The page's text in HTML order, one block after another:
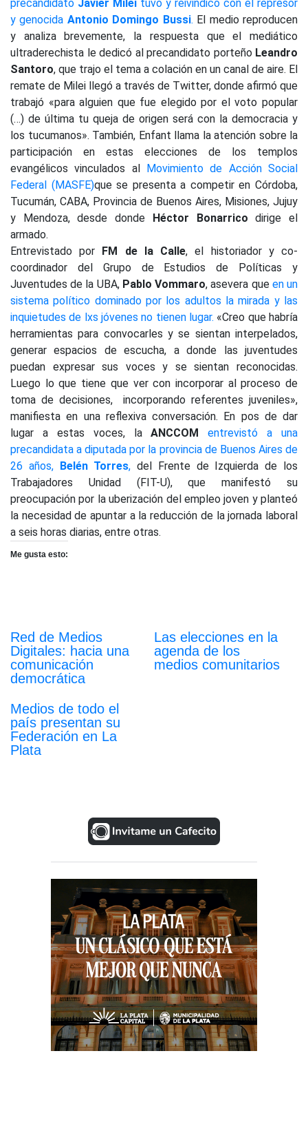
precandidato Javier Milei tuvo y reivindicó con el represor
y genocida Antonio Domingo Bussi. El medio reproducen
y analiza brevemente, la respuesta que el mediático
ultraderechista le dedicó al precandidato porteño Leandro
Santoro, que trajo el tema a colación en un canal de aire. El
remate de Milei llegó a través de Twitter, donde afirmó que
trabajó «para alguien que fue elegido por el voto popular
(…) de última tu queja de origen será con la democracia y
los tucumanos». También, Enfant llama la atención sobre la
participación en estas elecciones de los templos
evangélicos vinculados al
Movimiento de Acción Social
Federal (MASFE)que se presenta a competir en Córdoba,
Tucumán, CABA, Provincia de Buenos Aires, Misiones, Jujuy
y Mendoza, desde donde
Héctor Bonarrico dirige el
armado.
Entrevistado por
FM de la Calle, el historiador y co-
coordinador del Grupo de Estudios de Políticas y
Juventudes de la UBA, Pablo Vommaro, asevera que en un
sistema político dominado por los adultos la mirada y las
inquietudes de lxs jóvenes no tienen lugar. «Creo que habría
herramientas para convocarles y se sientan interpelados,
generar espacios de escucha, a donde las juventudes
puedan expresar sus voces y se sientan reconocidas.
Luego lo que tiene que ver con incorporar al proceso de
toma de decisiones, incorporando referentes juveniles»,
manifiesta en una reflexiva conversación. En pos de dar
lugar a estas voces, laANCCOM
entrevistó a una
precandidata a diputada por la provincia de Buenos Aires de
26 años,
Belén Torres, del Frente de Izquierda de los
Trabajadores Unidad (FIT-U), que manifestó su
preocupación por la uberización del empleo joven y planteó
la necesidad de apuntar a la reducción de la jornada laboral
a seis horas diarias, entre otras.
Me gusta esto:
Red de Medios
Digitales: hacia una
comunicación
democrática
Las elecciones en la
agenda de los
medios comunitarios
Medios de todo el
país presentan su
Federación en La
Plata